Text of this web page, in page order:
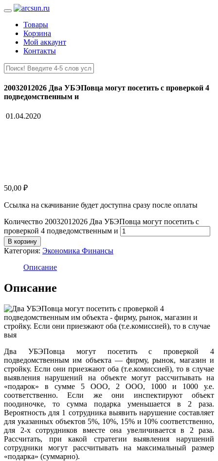
Товары
Корзина
Мой аккаунт
Контакты
20032012026 Два УБЭПовца могут посетить с проверкой 4
подведомственным и
01.04.2020
50,00 ₽
Ссылка на скачивание будет доступна сразу после оплаты
Количество 20032012026 Два УБЭПовца могут посетить с
проверкой 4 подведомственным и
В корзину
Категория: Экономика Финансы
Описание
Описание
Два УБЭПовца могут посетить с проверкой 4
подведомственным им объекта — фирму, рынок, магазин и
стройку. Если они приезжают оба (т.е.комиссией), то в случае
выявления нарушений на объекте могут рассчитывать на
«подарок» в сумме 5 ООО, 2 ООО, 1000 и 1000 у.е.
соответственно. Если же они инспектируют объект
поодиночке, то сумма подарка уменьшается в 2 раза.
Вероятность для 1 сотрудника выявить нарушение составляет
для указанных объектов 5%, 10%, 15% и 10% соответственно,
для 2-х сотрудников вместе она увеличивается в 2 раза.
Рассчитать, при какой стратегии выявления нарушений
сотрудники могут рассчитывать на максимальный размер
«подарка» (суммарно).